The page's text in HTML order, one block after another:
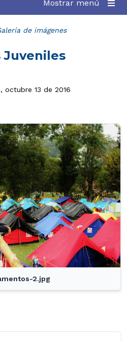
Mostrar menú
de imágenes
Juveniles
octubre 13 de 2016
2.jpg